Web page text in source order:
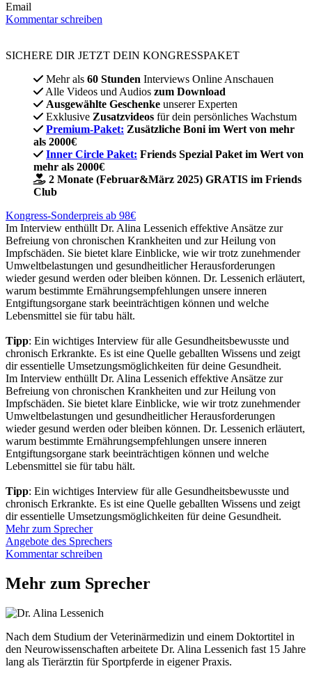
Email
Kommentar schreiben
SICHERE DIR JETZT DEIN KONGRESSPAKET​
Mehr als 60 Stunden Interviews Online Anschauen
Alle Videos und Audios zum Download
Ausgewählte Geschenke unserer Experten
Exklusive Zusatzvideos für dein persönliches Wachstum
Premium-Paket: Zusätzliche Boni im Wert von mehr
als 2000€
Inner Circle Paket: Friends Spezial Paket im Wert von
mehr als 2000€
2 Monate (Februar&März 2025) GRATIS im Friends
Club
Kongress-Sonderpreis ab 98€
Im Interview enthüllt Dr. Alina Lessenich effektive Ansätze zur
Befreiung von chronischen Krankheiten und zur Heilung von
Impfschäden. Sie bietet klare Einblicke, wie wir trotz zunehmender
Umweltbelastungen und gesundheitlicher Herausforderungen
wieder gesund werden oder bleiben können. Dr. Lessenich erläutert,
warum bestimmte Ernährungsempfehlungen unsere inneren
Entgiftungsorgane stark beeinträchtigen können und welche
Lebensmittel sie für tabu hält.
Tipp: Ein wichtiges Interview für alle Gesundheitsbewusste und
chronisch Erkrankte. Es ist eine Quelle geballten Wissens und zeigt
dir essentielle Umsetzungsmöglichkeiten für deine Gesundheit.
Im Interview enthüllt Dr. Alina Lessenich effektive Ansätze zur
Befreiung von chronischen Krankheiten und zur Heilung von
Impfschäden. Sie bietet klare Einblicke, wie wir trotz zunehmender
Umweltbelastungen und gesundheitlicher Herausforderungen
wieder gesund werden oder bleiben können. Dr. Lessenich erläutert,
warum bestimmte Ernährungsempfehlungen unsere inneren
Entgiftungsorgane stark beeinträchtigen können und welche
Lebensmittel sie für tabu hält.
Tipp: Ein wichtiges Interview für alle Gesundheitsbewusste und
chronisch Erkrankte. Es ist eine Quelle geballten Wissens und zeigt
dir essentielle Umsetzungsmöglichkeiten für deine Gesundheit.
Mehr zum Sprecher
Angebote des Sprechers
Kommentar schreiben
Mehr zum Sprecher
Nach dem Studium der Veterinärmedizin und einem Doktortitel in
den Neurowissenschaften arbeitete Dr. Alina Lessenich fast 15 Jahre
lang als Tierärztin für Sportpferde in eigener Praxis.